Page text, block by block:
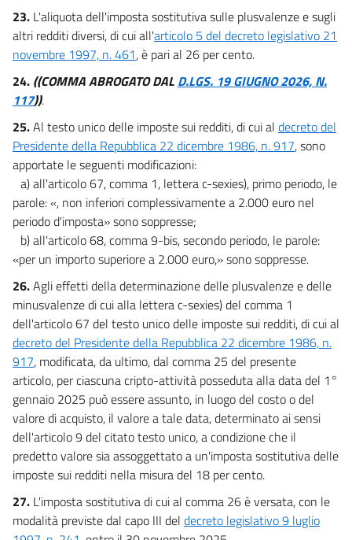
23. L'aliquota dell'imposta sostitutiva sulle plusvalenze e sugli
altri redditi diversi, di cui all'articolo 5 del decreto legislativo 21
novembre 1997, n. 461, è pari al 26 per cento.
24. ((COMMA ABROGATO DAL D.LGS. 19 GIUGNO 2026, N.
117)).
25.Al testo unico delle imposte sui redditi, di cui al decreto del
Presidente della Repubblica 22 dicembre 1986, n. 917, sono
apportate le seguenti modificazioni:
a) all'articolo 67, comma 1, lettera c-sexies), primo periodo, le
parole: «, non inferiori complessivamente a 2.000 euro nel
periodo d'imposta» sono soppresse;
b) all'articolo 68, comma 9-bis, secondo periodo, le parole:
«per un importo superiore a 2.000 euro,» sono soppresse.
26.Agli effetti della determinazione delle plusvalenze e delle
minusvalenze di cui alla lettera c-sexies) del comma 1
dell'articolo 67 del testo unico delle imposte sui redditi, di cui al
decreto del Presidente della Repubblica 22 dicembre 1986, n.
917, modificata, da ultimo, dal comma 25 del presente
articolo, per ciascuna cripto-attività posseduta alla data del 1°
gennaio 2025 può essere assunto, in luogo del costo o del
valore di acquisto, il valore a tale data, determinato ai sensi
dell'articolo 9 del citato testo unico, a condizione che il
predetto valore sia assoggettato a un'imposta sostitutiva delle
imposte sui redditi nella misura del 18 per cento.
27. L'imposta sostitutiva di cui al comma 26 è versata, con le
modalità previste dal capo III del decreto legislativo 9 luglio